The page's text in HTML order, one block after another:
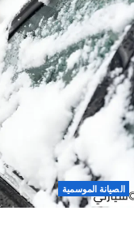
الداخلية والخارجية